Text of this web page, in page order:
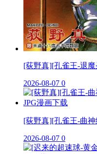
[荻野真][孔雀王-退
2026-08-07 0
[荻野真][孔雀王-曲
2026-08-07 0